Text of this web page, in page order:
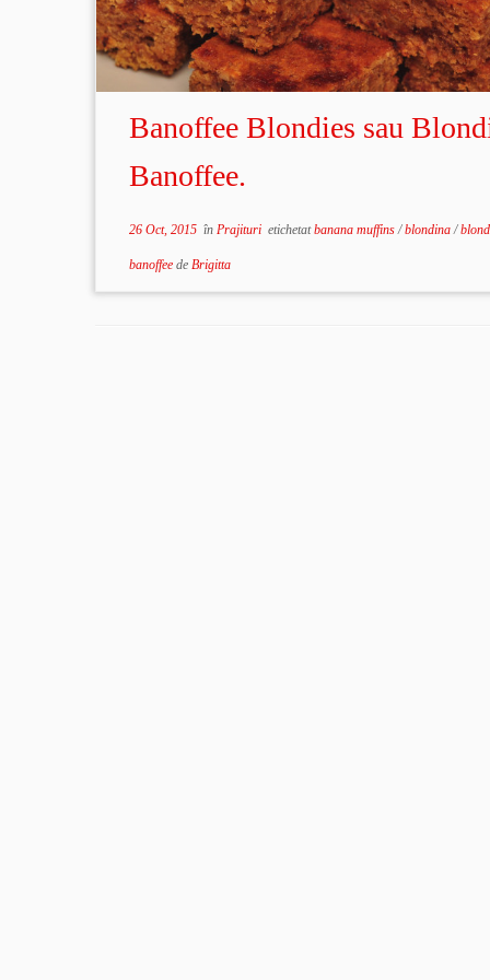
Banoffee Blondies sau
Banoffee.
26 Oct, 2015în Prajituri etichetatbanana muffins/blondina/
banoffee de Brigitta